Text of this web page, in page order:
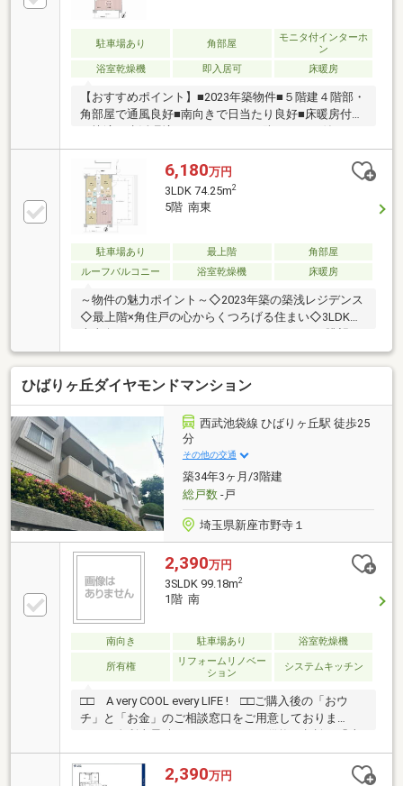
駐車場あり 角部屋
モニタ付インターホ
ン
浴室乾燥機
即入居可 床暖房
【おすすめポイント】■2023年築物件■５階建４階部・
角部屋で通風良好■南向きで日当たり良好■床暖房付き
安心■システムキッチン・食洗乾燥機付き■居室３部屋
に収納付き【周辺環境】・西武池袋線「清瀬」駅まで
徒歩７分・オザム新堀店まで徒歩４分・海江田医院ま
で徒歩３分・こばとの森幼稚園まで徒歩７分
6,180万円
3LDK 74.25m2
5階 南東
駐車場あり 最上階
角部屋
ルーフバルコニー
浴室乾燥機 床暖房
～物件の魅力ポイント～◇2023年築の築浅レジデンス
◇最上階×角住戸の心からくつろげる住まい◇3LDK
日当たり・通風良好◇西武池袋線・始発駅「清瀬」駅
まで徒歩7分の好立地◇対面式キッチンで料理しなが
ら会話が弾む暮らし◇各居室に利便性の高いウォーク
インクローゼット◇足元から温まる床暖房機能付き◇
安心のオートロック◇ペット飼育可能（使用細則あ
り）
ひばりヶ丘ダイヤモンドマンション
西武池袋線 ひばりヶ丘駅 徒歩25
分
その他の交通
築34年3ヶ月/3階建
総戸数-戸
埼玉県新座市野寺１
2,390万円
3SLDK 99.18m2
1階 南
南向き 駐車場あり 浴室乾燥機
所有権
リフォームリノベー
ション
システムキッチン
□□ A very COOL every LIFE ! □□ご購入後の「おウ
チ」と「お金」のご相談窓口をご用意しておりま
す！・金利上昇時のリスクヘッジ、借換え相談、繰上
返済のタイミング、各種保険の見直し・・・etc・おウ
チの設備保証や定期点検、駆け付けサービス・・・etc
2,390万円